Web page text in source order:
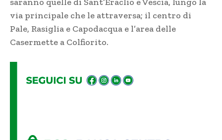
via principale che le attraversa; il centro di
Pale, Rasiglia e Capodacqua e l’area delle
Casermette a Colfiorito.